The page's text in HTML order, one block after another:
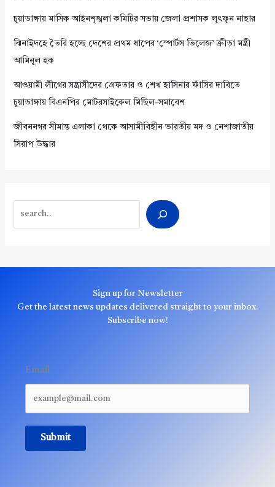
চুয়াডাঙ্গায় মাসিক আইনশৃঙ্খলা কমিটির সভায় জেলা প্রশাসক লুৎফুন নাহার
ঝিনাইদহে তৈরি হচ্ছে দেশের প্রথম ধাপের ‘স্পোর্টস ভিলেজ’ ক্রীড়া মন্ত্রী
আমিনুল হক
আওয়ামী লীগের সন্ত্রাসীদের গ্রেফতার ও শেখ হাসিনার ফাঁসির দাবিতে
চুয়াডাঙ্গায় বিএনপির মোটরসাইকেল মিছিল-সমাবেশ
জীবননগর সীমান্ত এলাকা থেকে আসামীবিহীন ভারতীয় মদ ও নেশাজাতীয়
সিরাপ উদ্ধার
Sign up for Newsletter
Get the latest news updates delivered straight to your inbox.
Subscribe now!
Email
Submit